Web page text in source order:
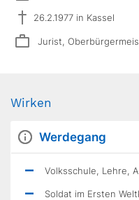
26.2.1977 in Kassel
Jurist,
Wirken
Werdegang
Volksschule, Lehre,
Soldat im Ersten